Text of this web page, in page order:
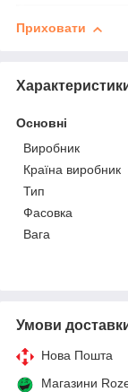
Приховати
Основні
Виробник
Країна виробник
Тип
Фасовка
Вага
Умови
Нова Пошта
Магазини